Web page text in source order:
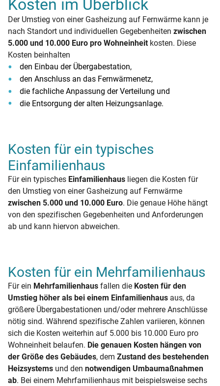
Kosten im Überblick
Der Umstieg von einer Gasheizung auf Fernwärme kann je
nach Standort und individuellen Gegebenheiten zwischen
5.000 und 10.000 Euro pro Wohneinheit kosten. Diese
Kosten beinhalten
den Einbau der Übergabestation,
den Anschluss an das Fernwärmenetz,
die fachliche Anpassung der Verteilung und
die Entsorgung der alten Heizungsanlage.
Kosten für ein typisches
Einfamilienhaus
Für ein typisches Einfamilienhaus liegen die Kosten für
den Umstieg von einer Gasheizung auf Fernwärme
zwischen 5.000 und 10.000 Euro. Die genaue Höhe hängt
von den spezifischen Gegebenheiten und Anforderungen
ab und kann hiervon abweichen.
Kosten für ein Mehrfamilienhaus
Für ein Mehrfamilienhaus fallen die Kosten für den
Umstieg höher als bei einem Einfamilienhaus aus, da
größere Übergabestationen und/oder mehrere Anschlüsse
nötig sind. Während spezifische Zahlen variieren, können
sich die Kosten weiterhin auf 5.000 bis 10.000 Euro pro
Wohneinheit belaufen. Die genauen Kosten hängen von
der Größe des Gebäudes, dem Zustand des bestehenden
Heizsystems und den notwendigen Umbaumaßnahmen
ab. Bei einem Mehrfamilienhaus mit beispielsweise sechs